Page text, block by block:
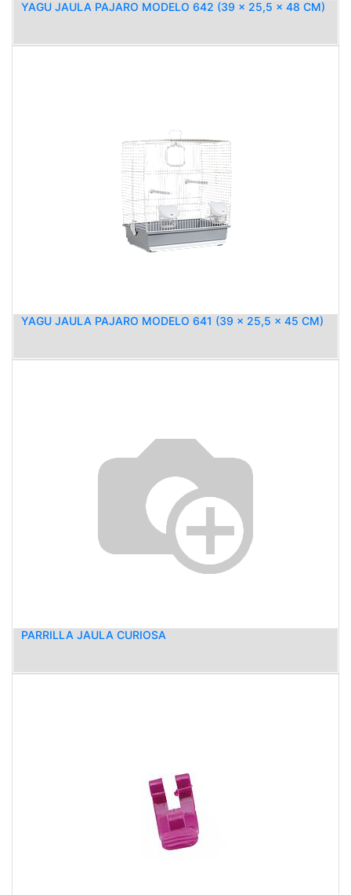
YAGU JAULA PAJARO MODELO 642 (39 x 25,5 x 48 CM)
YAGU JAULA PAJARO MODELO 641 (39 x 25,5 x 45 CM)
PARRILLA JAULA CURIOSA